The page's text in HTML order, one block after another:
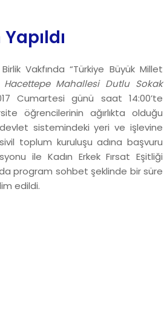
Vakfında “Türkiye Büyük Millet
Hacettepe Mahallesi Dutlu Sokak
Cumartesi günü saat 14:00’te
öğrencilerinin ağırlıkta olduğu
devlet sistemindeki yeri ve işlevine
toplum kuruluşu adına başvuru
ile Kadın Erkek Fırsat Eşitliği
da program sohbet şeklinde bir süre
edildi.